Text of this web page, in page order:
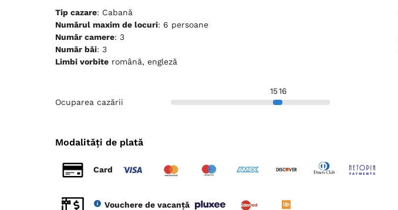
Tip cazare: Cabană
Numărul maxim de locuri: 6 persoane
Număr camere: 3
Număr băi: 3
Limbi vorbite română, engleză
Ocuparea cazării
1516
Modalități de plată
Card
Vouchere de vacanță